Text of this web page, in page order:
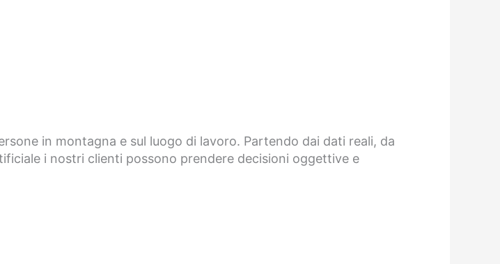
in montagna e sul luogo di lavoro. Partendo dai dati reali, da
i nostri clienti possono prendere decisioni oggettive e